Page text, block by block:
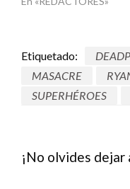
Etiquetado:
MASACRE
SUPERHÉROES
¡No olvides